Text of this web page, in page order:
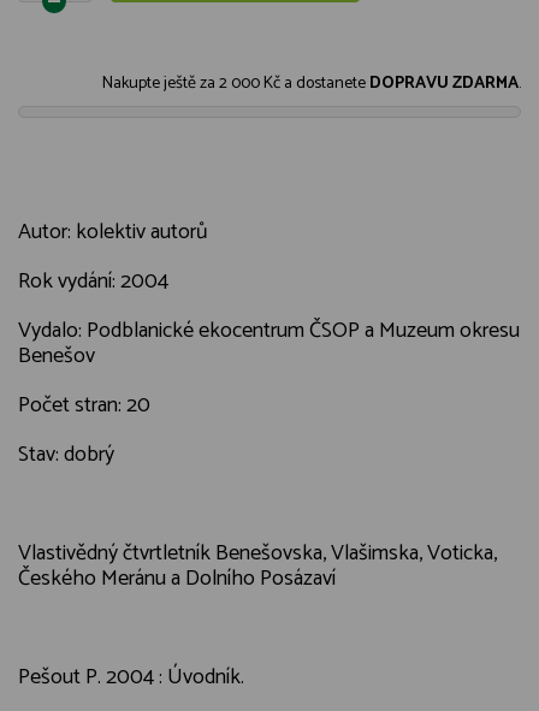
Nakupte ještě za2 000 Kča dostaneteDOPRAVU ZDARMA.
Autor: kolektiv autorů
Rok vydání: 2004
Vydalo: Podblanické ekocentrum ČSOP a Muzeum okresu
Benešov
Počet stran: 20
Stav: dobrý
Vlastivědný čtvrtletník Benešovska, Vlašimska, Voticka,
Českého Meránu a Dolního Posázaví
Pešout P. 2004 : Úvodník.